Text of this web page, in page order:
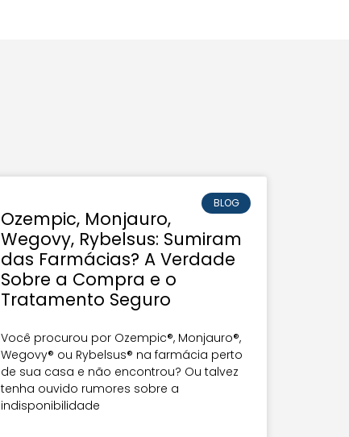
BLOG
Ozempic, Monjauro,
Wegovy, Rybelsus: Sumiram
das Farmácias? A Verdade
Sobre a Compra e o
Tratamento Seguro
Você procurou por Ozempic®, Monjauro®,
Wegovy® ou Rybelsus® na farmácia perto
de sua casa e não encontrou? Ou talvez
tenha ouvido rumores sobre a
indisponibilidade